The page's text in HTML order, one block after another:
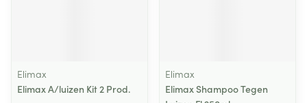
Elimax
Elimax A/luizen Kit 2 Prod.
Elimax
Elimax Shampoo Tegen